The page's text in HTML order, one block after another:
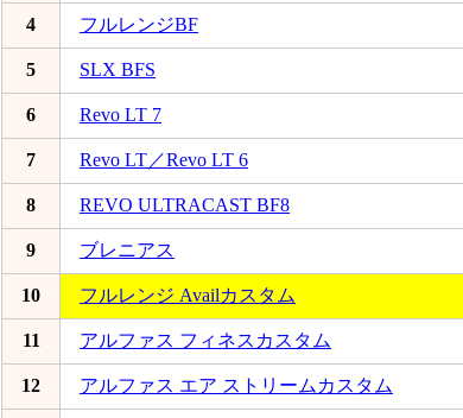
4 フルレンジBF
5 SLX BFS
6 Revo LT 7
7 Revo LT／Revo LT 6
8 REVO ULTRACAST BF8
9 ブレニアス
10 フルレンジ Availカスタム
11 アルファス フィネスカスタム
12 アルファス エア ストリームカスタム